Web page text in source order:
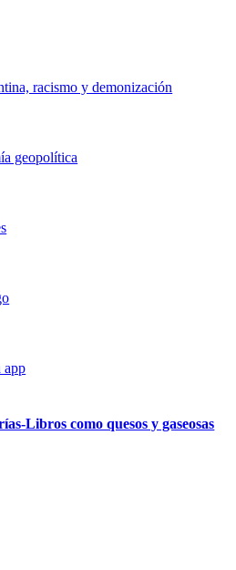
racismo y demonización
geopolítica
app
Libros como quesos y gaseosas